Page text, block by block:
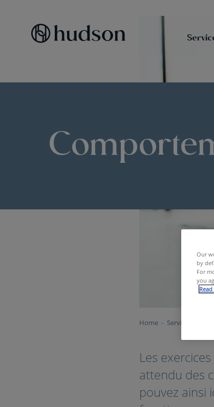
Home Services & Outils
Les
attendu des
pouvez ainsi
Our
by
For
you